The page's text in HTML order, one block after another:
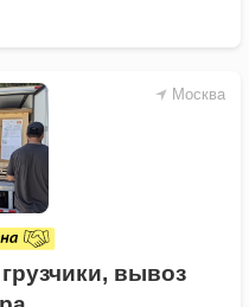
Москва
вывоз